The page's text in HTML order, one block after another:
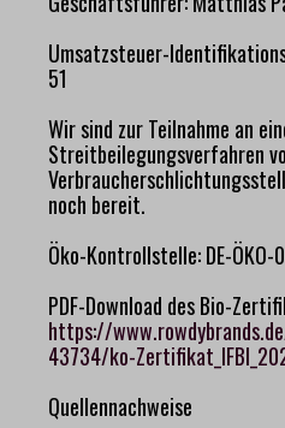
Umsatzsteuer-
51
Wir sind zur Teilnahme an
Streitbeilegungsverfahren
noch bereit.
Öko-Kontrollstelle: DE-ÖKO-
PDF-Download des Bio-
https://
43734/ko-
Quellennachweise